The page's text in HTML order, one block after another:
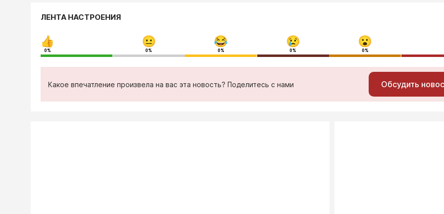
ЛЕНТА НАСТРОЕНИЯ
0% 0% 0% 0% 0%
Какое впечатление произвела на вас эта новость? Поделитесь с нами Обсудить